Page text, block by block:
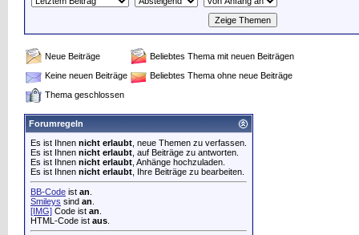
Neue Beiträge
Beliebtes Thema mit neuen Beiträgen
Keine neuen Beiträge
Beliebtes Thema ohne neue Beiträge
Thema geschlossen
Forumregeln
Es ist Ihnen nicht erlaubt , neue Themen zu verfassen.
Es ist Ihnen nicht erlaubt , auf Beiträge zu antworten.
Es ist Ihnen nicht erlaubt , Anhänge hochzuladen.
Es ist Ihnen nicht erlaubt , Ihre Beiträge zu bearbeiten.
BB-Code ist an
Smileys sind an
[IMG] Code ist an
HTML-Code ist aus